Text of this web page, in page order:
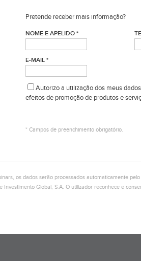
Pretende receber mais informação?
NOME E APELIDO *
E-MAIL *
Autorizo a utilização dos meus
efeitos de promoção de produtos e
* Campos de preenchimento obrigatório.
os dados serão processados automaticamente
Investimento Global, S.A. O utilizador reconhece e